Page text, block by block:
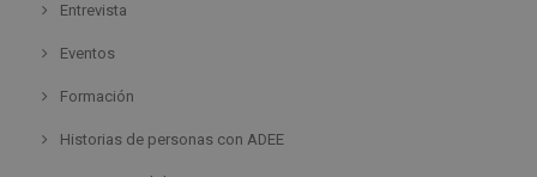
Entrevista
Eventos
Formación
Historias de personas con ADEE